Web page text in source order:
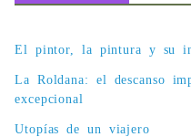
El pintor, la pintura y su
La Roldana: el descanso
excepcional
Utopías de un viajero